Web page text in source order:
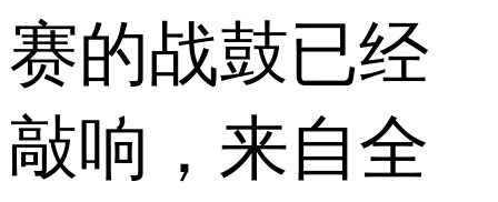
赛的战鼓已经
敲响，来自全